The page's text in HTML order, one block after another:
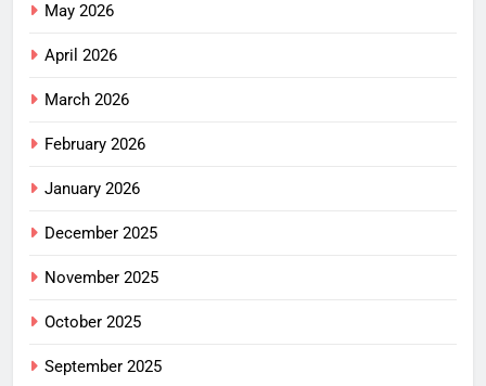
May 2026
April 2026
March 2026
February 2026
January 2026
December 2025
November 2025
October 2025
September 2025